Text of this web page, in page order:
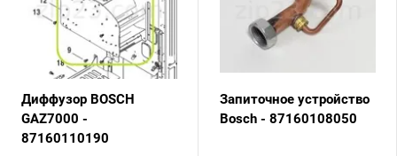
Диффузор BOSCH
GAZ7000 -
87160110190
Запиточное устройство
Bosch - 87160108050